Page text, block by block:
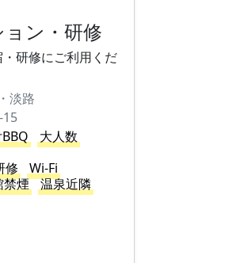
ン・研修
研修にご利用くだ
淡路
15
大人数
修
Wi-Fi
禁煙
温泉近隣